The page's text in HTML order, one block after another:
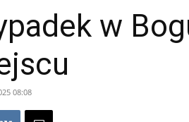
w
08:08